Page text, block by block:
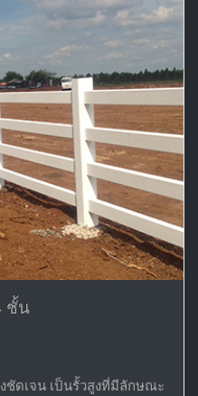
ชั้น
ชัดเจน เป็นรั้วสูงที่มีลักษณะ